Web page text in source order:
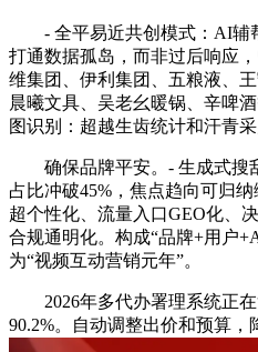
- 全平易近共创模式：AI辅帮
打通数据孤岛，而非过后响应
维集团、伊利集团、五粮液、
晨曦文具、吴老幺暖锅、辛啤
图识别：超越生齿统计和汗青采
确保品牌平安。- 生成式搜
占比冲破45%，焦点趋向可归
超个性化、流量入口GEO化、
合规通明化。构成“品牌+用户
为“视频互动营销元年”。
2026年多代办署理系统正在
90.2%。自动调整出价和预算，